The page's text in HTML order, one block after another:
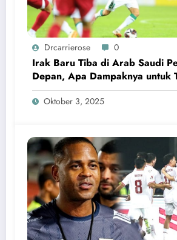
Drcarrierose 0
Irak Baru Tiba di Arab Saudi
Depan, Apa Dampaknya untuk
Indonesia?
Oktober 3, 2025